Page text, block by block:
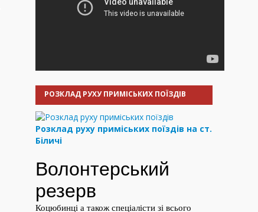
РОЗКЛАД РУХУ ПРИМІСЬКИХ ПОЇЗДІВ
Розклад руху приміських поїздів на ст.
Біличі